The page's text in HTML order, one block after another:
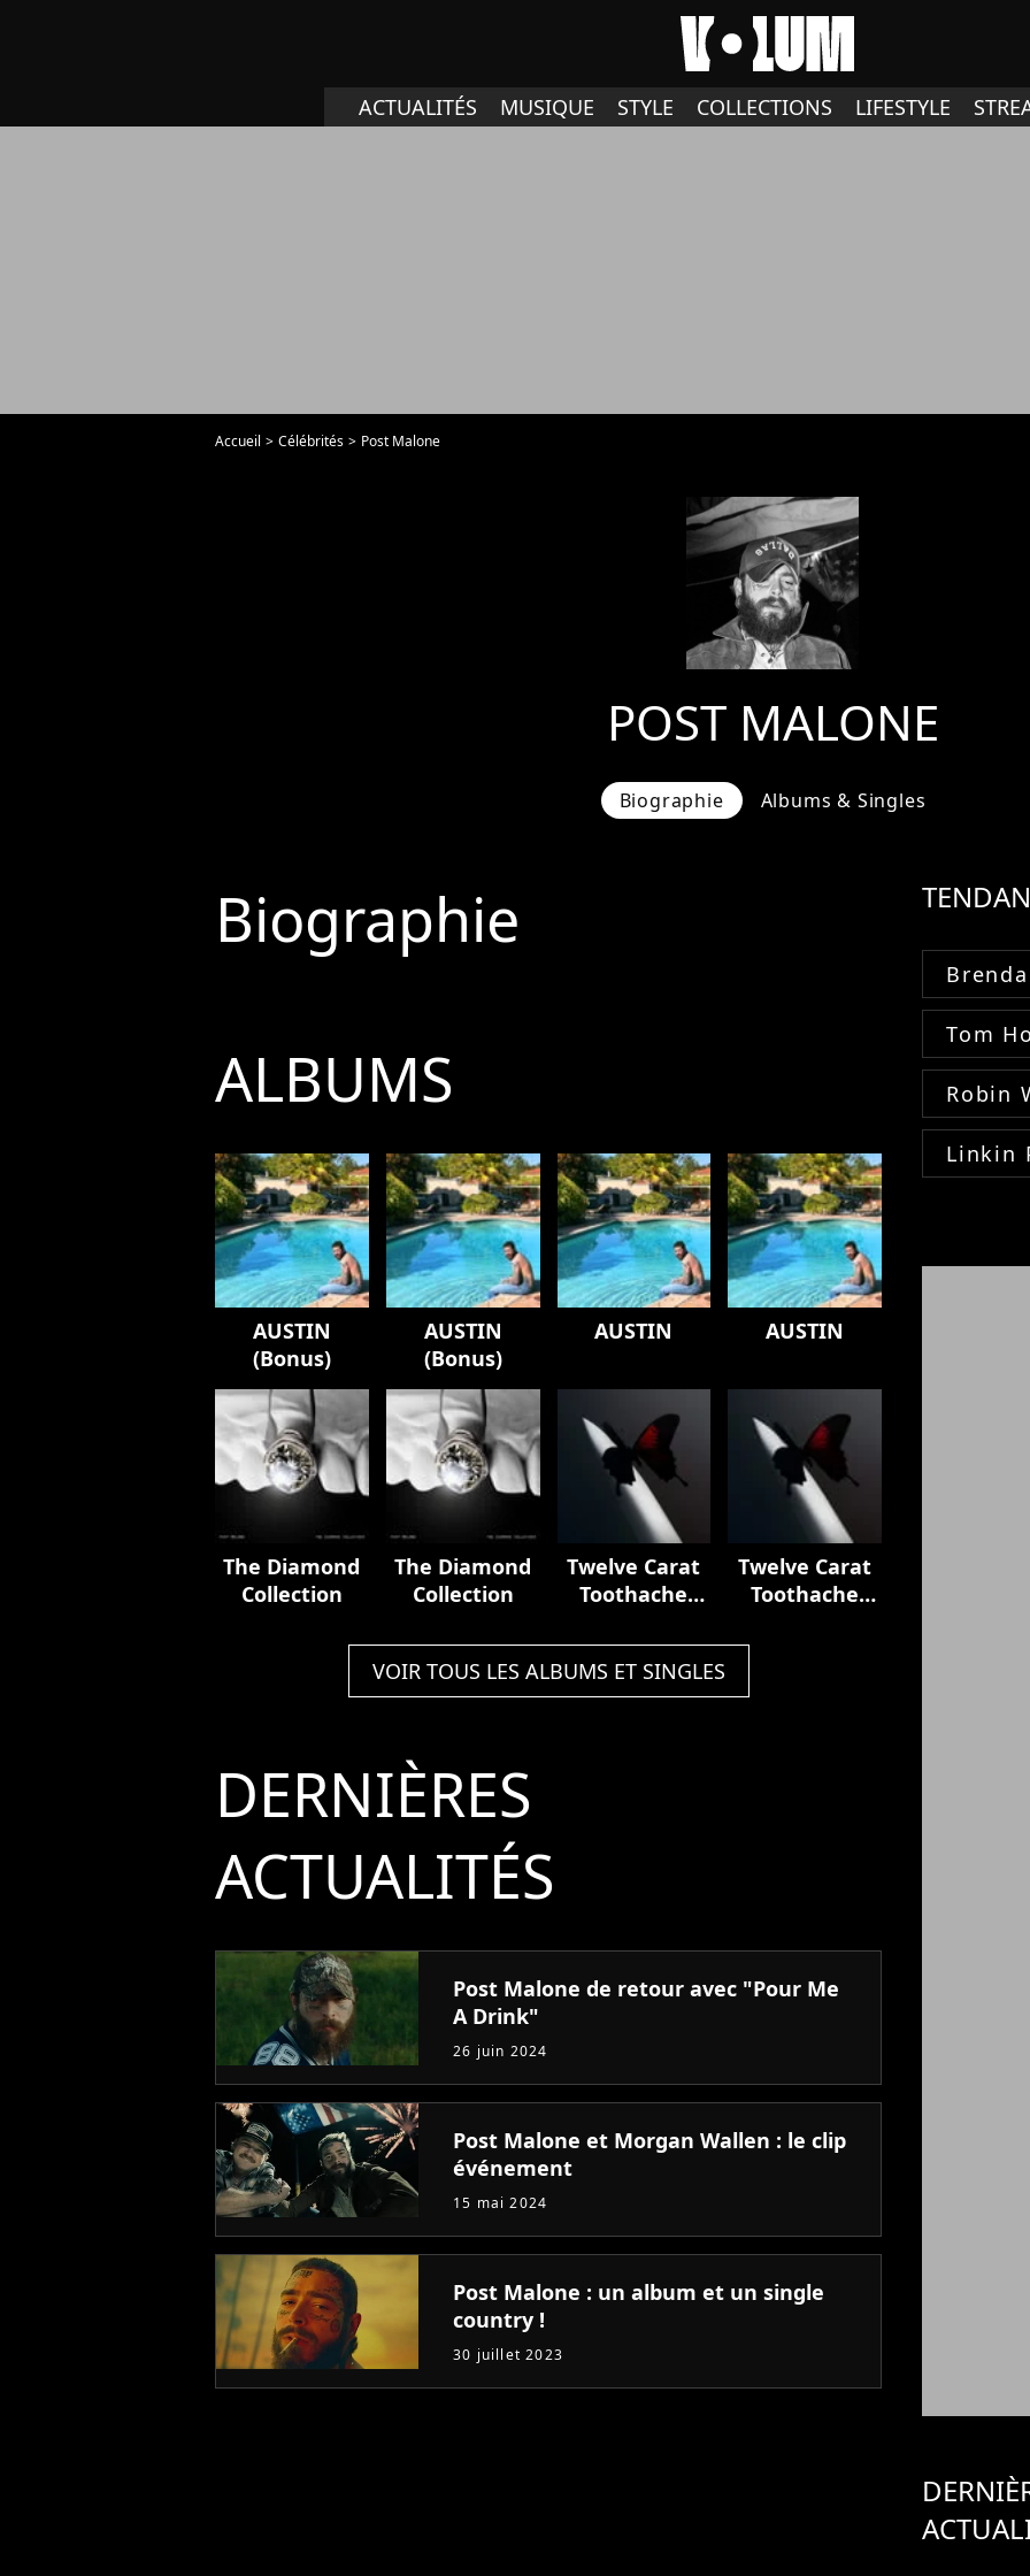
ACTUALITÉS MUSIQUE STYLE COLLECTIONS LIFESTYLE
Accueil Célébrités Post Malone
POST MALONE
Biographie Albums & Singles
Biographie
ALBUMS
AUSTIN
(Bonus)
AUSTIN
(Bonus)
AUSTIN AUSTIN
The Diamond
Collection
The Diamond
Collection
Twelve Carat
Toothache
Twelve Carat
Toothache
VOIR TOUS LES ALBUMS ET SINGLES
DERNIÈRES
ACTUALITÉS
Post Malone de retour avec "Pour Me
A Drink"
26 juin 2024
Post Malone et Morgan Wallen : le clip
événement
15 mai 2024
Post Malone : un album et un single
country !
30 juillet 2023
Tom
Robin
Linkin